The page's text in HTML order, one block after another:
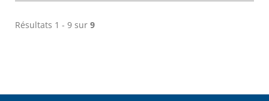
Résultats 1 - 9 sur 9